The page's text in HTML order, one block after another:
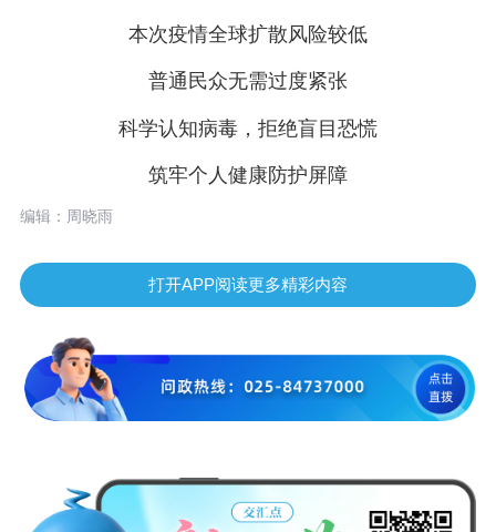
本次疫情全球扩散风险较低
普通民众无需过度紧张
科学认知病毒，拒绝盲目恐慌
筑牢个人健康防护屏障
编辑：周晓雨
打开APP阅读更多精彩内容